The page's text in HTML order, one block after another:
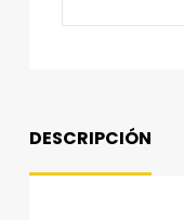
DESCRIPCIÓN